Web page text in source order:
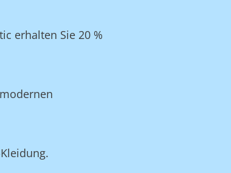
erhalten Sie 20 %